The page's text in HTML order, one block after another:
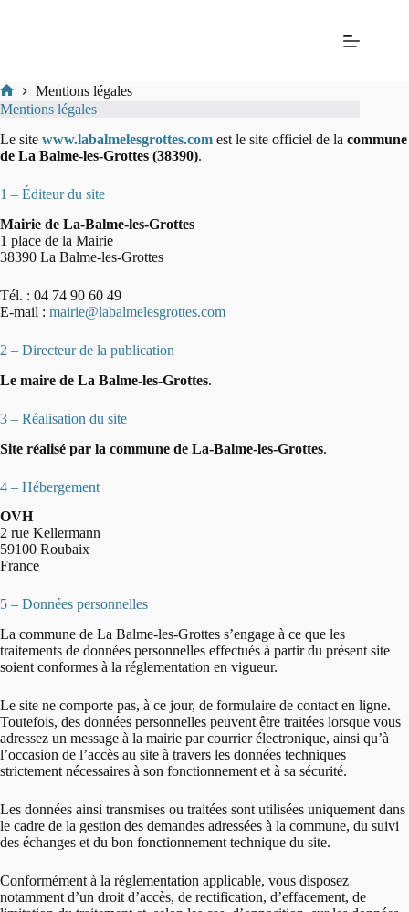
Mairie
La-
Balme-
Grottes
Mentions légales
Mentions légales
Le site www.labalmelesgrottes.com est le site officiel de la commune
de La Balme-les-Grottes (38390).
1 – Éditeur du site
Mairie de La-Balme-les-Grottes
1 place de la Mairie
38390 La Balme-les-Grottes
Tél. : 04 74 90 60 49
E-mail : mairie@labalmelesgrottes.com
2 – Directeur de la publication
Le maire de La Balme-les-Grottes.
3 – Réalisation du site
Site réalisé par la commune de La-Balme-les-Grottes.
4 – Hébergement
OVH
2 rue Kellermann
59100 Roubaix
France
5 – Données personnelles
La commune de La Balme-les-Grottes s’engage à ce que les
traitements de données personnelles effectués à partir du présent site
soient conformes à la réglementation en vigueur.
Le site ne comporte pas, à ce jour, de formulaire de contact en ligne.
Toutefois, des données personnelles peuvent être traitées lorsque vous
adressez un message à la mairie par courrier électronique, ainsi qu’à
l’occasion de l’accès au site à travers les données techniques
strictement nécessaires à son fonctionnement et à sa sécurité.
Les données ainsi transmises ou traitées sont utilisées uniquement dans
le cadre de la gestion des demandes adressées à la commune, du suivi
des échanges et du bon fonctionnement technique du site.
Conformément à la réglementation applicable, vous disposez
notamment d’un droit d’accès, de rectification, d’effacement, de